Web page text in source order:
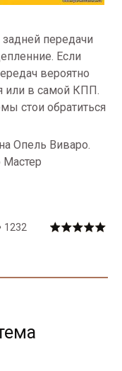
передачи
Если
вероятно
или в самой КПП.
стои обратиться
Опель Виваро.
Мастер
1232